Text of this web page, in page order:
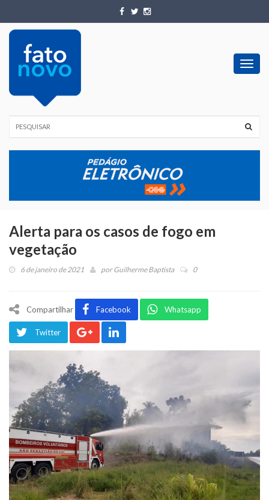
Alerta para os casos de fogo em
vegetação
6 de janeiro de 2021 porGuilherme Baptista 0
Compartilhar Facebook Whatsapp
Twitter